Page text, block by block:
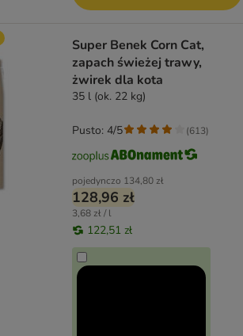
Super Benek Corn Cat,
zapach świeżej trawy,
żwirek dla kota
35 l (ok. 22 kg)
pojedynczo 134,80 zł
128,96 zł
3,68 zł / l
122,51 zł
Pusto: 4/5 (613)